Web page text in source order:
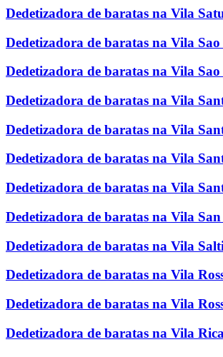
Dedetizadora de baratas na Vila
Dedetizadora de baratas na Vila Sao
Dedetizadora de baratas na Vila Sao
Dedetizadora de baratas na Vila
Dedetizadora de baratas na Vila
Dedetizadora de baratas na Vila
Dedetizadora de baratas na Vila
Dedetizadora de baratas na Vila
Dedetizadora de baratas na Vila
Dedetizadora de baratas na Vila
Dedetizadora de baratas na Vila
Dedetizadora de baratas na Vila Rica